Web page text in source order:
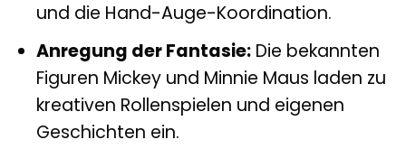
und die Hand-Auge-Koordination.
Anregung der Fantasie:Die bekannten
Figuren Mickey und Minnie Maus laden zu
kreativen Rollenspielen und eigenen
Geschichten ein.